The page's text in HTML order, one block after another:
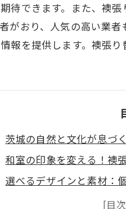
待できます。また、襖
がおり、人気の高い業
報を提供します。襖張
茨城の自然と文化が息づ
和室の印象を変える！襖
選べるデザインと素材：
茨城の人気業者を利用し